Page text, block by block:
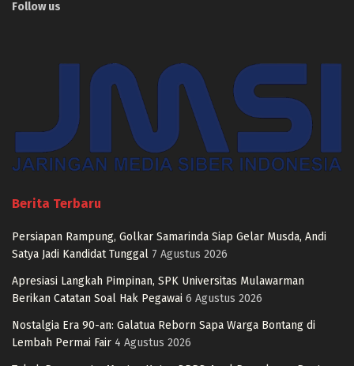
Follow us
Berita Terbaru
Persiapan Rampung, Golkar Samarinda Siap Gelar Musda, Andi
Satya Jadi Kandidat Tunggal 7 Agustus 2026
Apresiasi Langkah Pimpinan, SPK Universitas Mulawarman
Berikan Catatan Soal Hak Pegawai 6 Agustus 2026
Nostalgia Era 90-an: Galatua Reborn Sapa Warga Bontang di
Lembah Permai Fair 4 Agustus 2026